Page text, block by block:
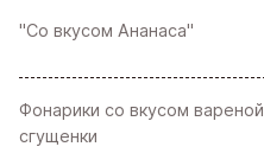
"Со вкусом Ананаса"
Фонарики со вкусом вареной
сгущенки